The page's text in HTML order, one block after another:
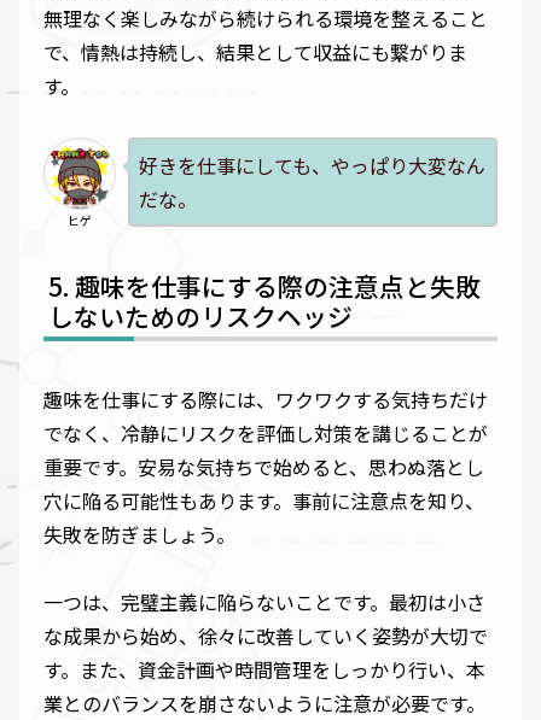
無理なく楽しみながら続けられる環境を整えること
で、情熱は持続し、結果として収益にも繋がりま
す。
ヒゲ
好きを仕事にしても、やっぱり大変なん
だな。
趣味を仕事にする際の注意点と失敗
しないためのリスクヘッジ
趣味を仕事にする際には、ワクワクする気持ちだけ
でなく、冷静にリスクを評価し対策を講じることが
重要です。安易な気持ちで始めると、思わぬ落とし
穴に陥る可能性もあります。事前に注意点を知り、
失敗を防ぎましょう。
一つは、完璧主義に陥らないことです。最初は小さ
な成果から始め、徐々に改善していく姿勢が大切で
す。また、資金計画や時間管理をしっかり行い、本
業とのバランスを崩さないように注意が必要です。